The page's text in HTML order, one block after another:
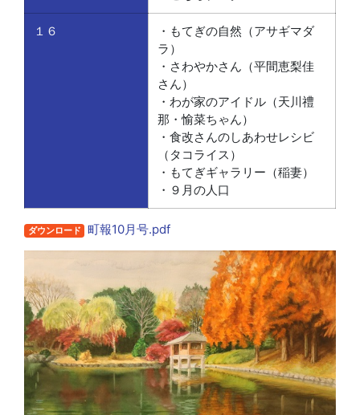
１６
・もてぎの自然（アサギマダ
ラ）
・さわやかさん（平間恵梨佳
さん）
・わが家のアイドル（天川禮
那・愉菜ちゃん）
・食改さんのしあわせレシビ
（タコライス）
・もてぎギャラリー（稲妻）
・９月の人口
ダウンロード 町報10月号.pdf